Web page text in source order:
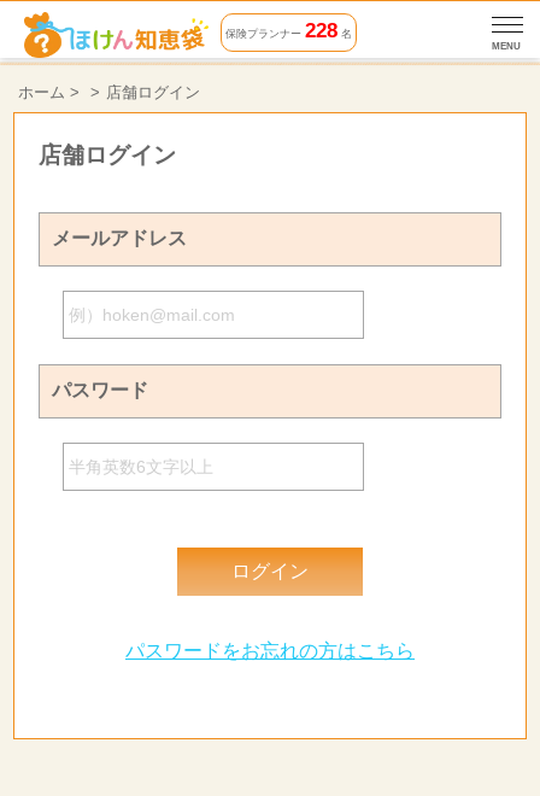
保険プランナー228 名
MENU
ホーム > 店舗ログイン
店舗ログイン
メールアドレス
パスワード
パスワードをお忘れの方はこちら